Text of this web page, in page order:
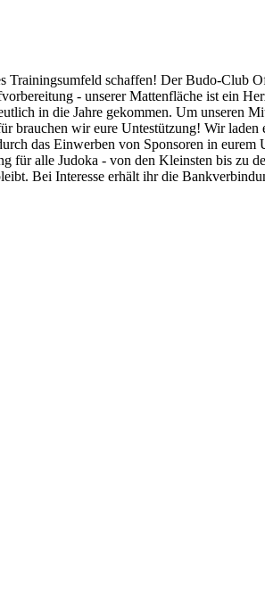
Trainingsumfeld schaffen! Der Budo-Club
- unserer Mattenfläche ist ein
in die Jahre gekommen. Um unseren
wir eure Untestützung! Wir laden
das Einwerben von Sponsoren in
alle Judoka - von den Kleinsten bis zu
Bei Interesse erhält ihr die